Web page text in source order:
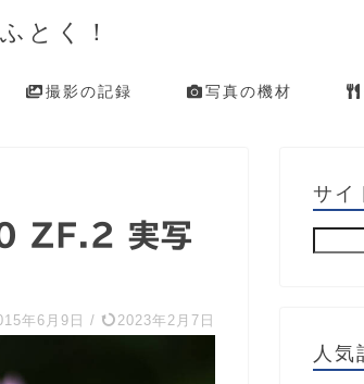
とく！
撮影の記録 写真の機材
ZF.2 実写
年6月9日 / 2023年2月7日
サイ
人気